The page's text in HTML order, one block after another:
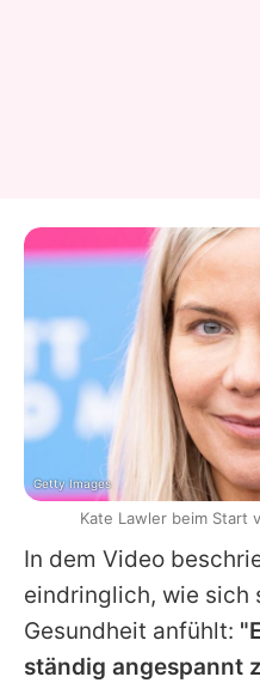
In dem Video
eindringlich, wie sich
Gesundheit anfühlt:
ständig angespannt
Getty Images
Kate Lawler beim Start